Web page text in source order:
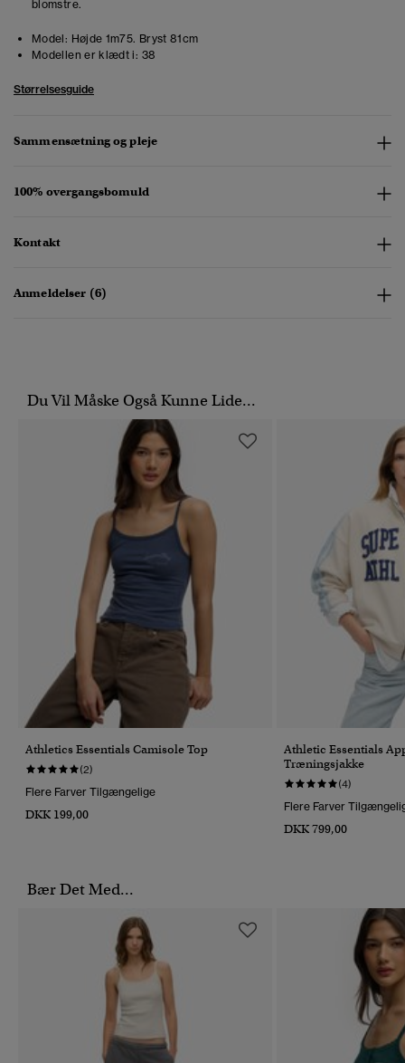
blomstre.
Model: Højde 1m75. Bryst 81cm
Modellen er klædt i: 38
Størrelsesguide
Sammensætning og pleje
100% overgangsbomuld
Kontakt
Anmeldelser (6)
Du Vil Måske Også Kunne Lide...
Athletics Essentials Camisole Top
(2)
Flere Farver Tilgængelige
DKK 199,00
Athletic Essentials
Træningsjakke
(4)
Flere Farver
DKK 799,00
Bær Det Med...